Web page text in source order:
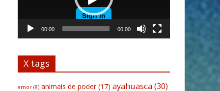
00:00 00:00
X tags
amor (8) animais de poder(17) ayahuasca(30)